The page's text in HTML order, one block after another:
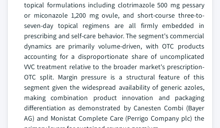
topical formulations including clotrimazole 500 mg pessary
or miconazole 1,200 mg ovule, and short-course three-to-
seven-day topical regimens are all firmly embedded in
prescribing and self-care behavior. The segment's commercial
dynamics are primarily volume-driven, with OTC products
accounting for a disproportionate share of uncomplicated
VVC treatment relative to the broader market's prescription-
OTC split. Margin pressure is a structural feature of this
segment given the widespread availability of generic azoles,
making combination product innovation and packaging
differentiation as demonstrated by Canesten Combi (Bayer
AG) and Monistat Complete Care (Perrigo Company plc) the